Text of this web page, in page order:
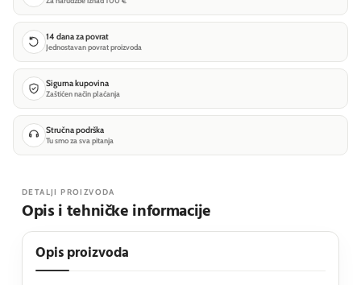
14 dana za povrat
Jednostavan povrat proizvoda
Sigurna kupovina
Zaštićen način plaćanja
Stručna podrška
Tu smo za sva pitanja
DETALJI PROIZVODA
Opis i tehničke informacije
Opis proizvoda